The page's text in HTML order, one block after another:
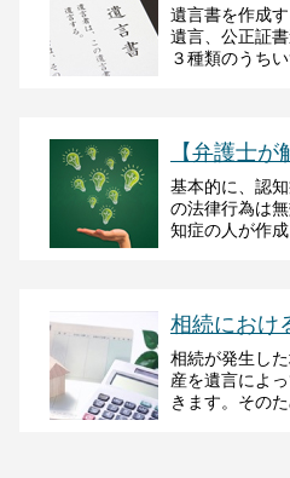
遺言書を作成
遺言、公正証
３種類のうち
【弁護士
基本的に、認
の法律行為は
知症の人が作
相続におけ
相続が発生し
産を遺言によ
きます。その